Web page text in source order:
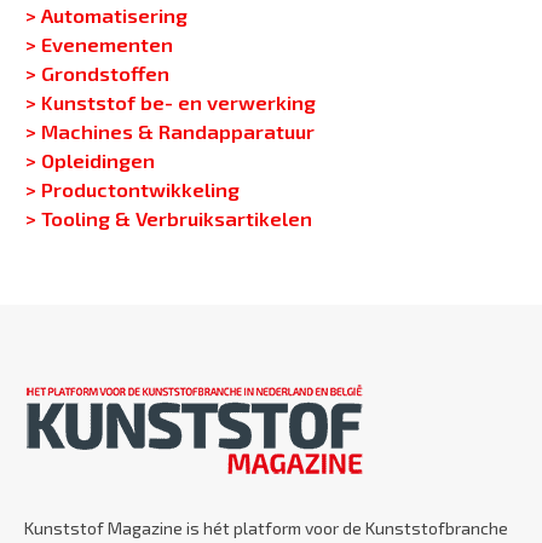
> Automatisering
> Evenementen
> Grondstoffen
> Kunststof be- en verwerking
> Machines & Randapparatuur
> Opleidingen
> Productontwikkeling
> Tooling & Verbruiksartikelen
Kunststof Magazine is hét platform voor de Kunststofbranche